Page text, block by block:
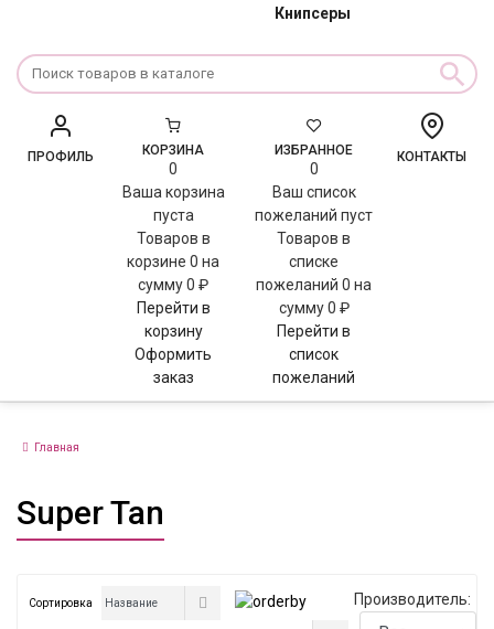
Книпсеры
ПРОФИЛЬ КОРЗИНА
0
Ваша корзина
пуста
Товаров в
корзине0на
сумму0 ₽
Перейти в
корзину
Оформить
заказ
ИЗБРАННОЕ
0
Ваш список
пожеланий пуст
Товаров в
списке
пожеланий0на
сумму0 ₽
Перейти в
список
пожеланий
КОНТАКТЫ
Главная
Super Tan
Сортировка Производитель: